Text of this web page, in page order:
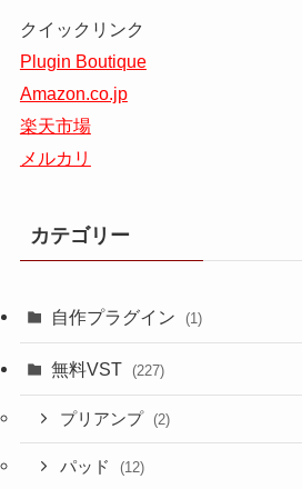
クイックリンク
Plugin Boutique
Amazon.co.jp
楽天市場
メルカリ
カテゴリー
自作プラグイン (1)
無料VST (227)
プリアンプ (2)
パッド (12)